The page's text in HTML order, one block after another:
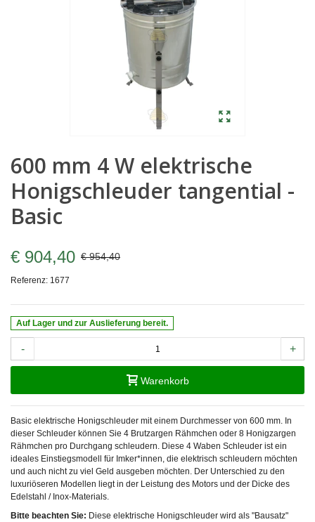
600 mm 4 W elektrische
Honigschleuder tangential -
Basic
€ 904,40 € 954,40
Referenz: 1677
Auf Lager und zur Auslieferung bereit.
- +
Warenkorb
Basic elektrische Honigschleuder mit einem Durchmesser von 600 mm. In
dieser Schleuder können Sie 4 Brutzargen Rähmchen oder 8 Honigzargen
Rähmchen pro Durchgang schleudern. Diese 4 Waben Schleuder ist ein
ideales Einstiegsmodell für Imker*innen, die elektrisch schleudern möchten
und auch nicht zu viel Geld ausgeben möchten. Der Unterschied zu den
luxuriöseren Modellen liegt in der Leistung des Motors und der Dicke des
Edelstahl / Inox-Materials.
Bitte beachten Sie: Diese elektrische Honigschleuder wird als "Bausatz"